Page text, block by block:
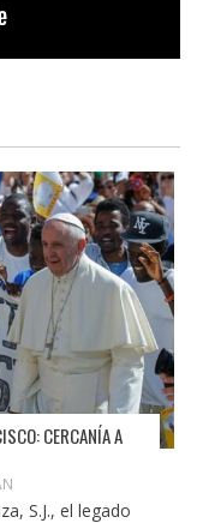
CERCANÍA A
S.J., el legado